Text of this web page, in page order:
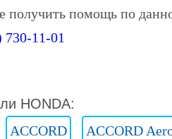
получить помощь по
730-11-01
HONDA:
ACCORD ACCORD